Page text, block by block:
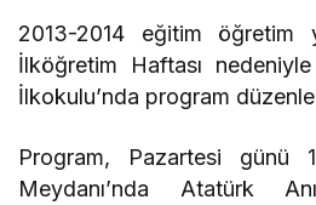
2013-2014 eğitim öğretim
İlköğretim Haftası
İlkokulu’nda program
Program, Pazartesi günü
Meydanı’nda Atatürk